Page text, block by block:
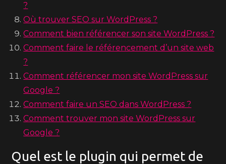
?
Où trouver SEO sur WordPress ?
Comment bien référencer son site WordPress ?
Comment faire le référencement d’un site web
?
Comment référencer mon site WordPress sur
Google ?
Comment faire un SEO dans WordPress ?
Comment trouver mon site WordPress sur
Google ?
Quel est le plugin qui permet de